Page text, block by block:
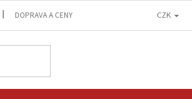
DOPRAVA A CENY OBCHODNÍ PODMÍNKY
CZK